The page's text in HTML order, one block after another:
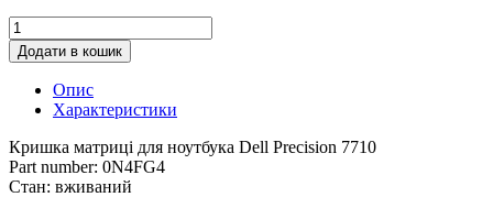
Додати в кошик
Опис
Характеристики
Кришка матриці для ноутбука Dell Precision 7710
Part number: 0N4FG4
Стан: вживаний